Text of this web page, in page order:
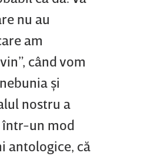
nu au
am
când vom
şi
nostru a
într-un mod
antologice, că